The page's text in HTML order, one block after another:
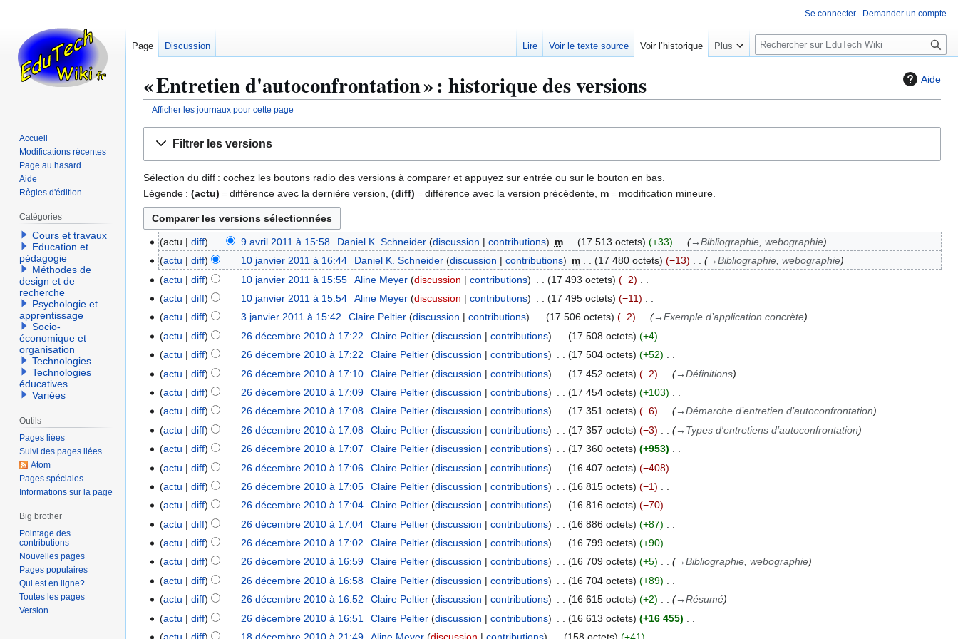
Aide
« Entretien d'autoconfrontation » : historique des versions
Afficher les journaux pour cette page
navigation
recherche
Filtrer les versions
Sélection du diff : cochez les boutons radio des versions à comparer et appuyez sur entrée ou sur le bouton en bas.
Légende : (actu) = différence avec la dernière version, (diff) = différence avec la version précédente, m= modification mineure.
actu diff 9 avril 2011 à 15:58 Daniel K. Schneider discussion contributions m 17 513 octets +33 →Bibliographie, webographie
actu diff 10 janvier 2011 à 16:44 Daniel K. Schneider discussion contributions m 17 480 octets −13 →Bibliographie, webographie
actu
diff 10 janvier 2011 à 15:55 Aline Meyer discussion contributions 17 493 octets
−2
A
c
u
n
r
é
u
m
é
d
e
m
o
d
i
f
c
a
actu diff 10 janvier 2011 à 15:54 Aline Meyer discussion contributions 17 495 octets
−11
A
c
u
n
r
é
u
m
é
d
e
m
o
d
i
f
c
actu diff 3 janvier 2011 à 15:42 Claire Peltier discussion contributions 17 506 octets −2 →Exemple d’application concrète
m
actu diff 26 décembre 2010 à 17:22 Claire Peltier discussion contributions 17 508 octets
+4
A
c
u
n
r
é
u
m
é
d
e
m
o
d
i
f
actu diff 26 décembre 2010 à 17:22 Claire Peltier discussion contributions 17 504 octets
+52
A
c
u
n
r
é
u
m
é
d
e
m
o
d
i
actu diff 26 décembre 2010 à 17:10 Claire Peltier discussion contributions 17 452 octets −2 →Définitions
actu
diff 26 décembre 2010 à 17:09 Claire Peltier discussion contributions 17 454 octets
+103
A
c
u
n
r
é
u
m
é
d
e
m
actu diff 26 décembre 2010 à 17:08 Claire Peltier discussion contributions 17 351 octets −6 →Démarche d’entretien d’autoconfrontation
actu
diff 26 décembre 2010 à 17:08 Claire Peltier discussion contributions 17 357 octets −3 → Types d'entretiens d’autoconfrontation
actu
diff 26 décembre 2010 à 17:07 Claire Peltier discussion contributions 17 360 octets
+953
A
c
u
n
r
é
u
m
é
d
actu diff 26 décembre 2010 à 17:06 Claire Peltier discussion contributions 16 407 octets
−408
A
c
u
n
r
é
u
m
actu diff 26 décembre 2010 à 17:05 Claire Peltier discussion contributions 16 815 octets
−1
A
c
u
n
r
é
u
actu diff 26 décembre 2010 à 17:04 Claire Peltier discussion contributions 16 816 octets
−70
A
c
u
n
r
é
actu diff 26 décembre 2010 à 17:04 Claire Peltier discussion contributions 16 886 octets
+87
A
c
u
n
r
é
actu diff 26 décembre 2010 à 17:02 Claire Peltier discussion contributions 16 799 octets
+90
A
c
u
n
r
actu diff 26 décembre 2010 à 16:59 Claire Peltier discussion contributions 16 709 octets +5 →Bibliographie, webographie
actu
diff 26 décembre 2010 à 16:58 Claire Peltier discussion contributions 16 704 octets
+89
A
c
actu diff 26 décembre 2010 à 16:52 Claire Peltier discussion contributions 16 615 octets +2 →Résumé
actu
diff 26 décembre 2010 à 16:51 Claire Peltier discussion contributions 16 613 octets
+16 455
A
Se connecter Demander un compte
Page Discussion Lire Voir le texte source Voir l’historique Plus
R
e
e
Accueil
Modifications récentes
Page au hasard
Aide
Règles d'édition
Catégories
Cours et travaux
Education et
pédagogie
Méthodes de
design et de
recherche
Psychologie et
apprentissage
Socio-
économique et
organisation
Technologies
Technologies
éducatives
Variées
Outils
Pages liées
Suivi des pages liées
Atom
Pages spéciales
Informations sur la page
Big brother
Pointage des
contributions
Nouvelles pages
Pages populaires
Qui est en ligne?
Toutes les pages
Version